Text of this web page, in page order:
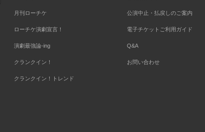
月刊ローチケ
ローチケ演劇宣言！
演劇最強論-ing
クランクイン！
クランクイン！トレンド
公演中止・払戻しのご案内
電子チケットご利用ガイド
Q&A
お問い合わせ